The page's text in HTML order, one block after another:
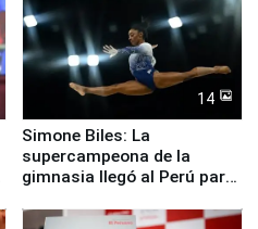
14
Simone Biles: La
supercampeona de la
gimnasia llegó al Perú para
Panamericanos Lima 2027